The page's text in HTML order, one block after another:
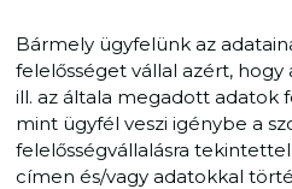
Bármely ügyfelünk az
felelősséget vállal azért,
ill. az általa megadott adatok
mint ügyfél veszi igénybe a
felelősségvállalásra
címen és/vagy adatokkal